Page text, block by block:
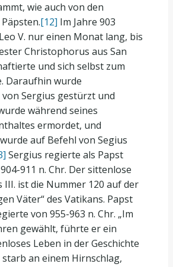
wie auch von den
[12] Im Jahre 903
V. nur einen Monat lang, bis
Christophorus aus San
und sich selbst zum
Daraufhin wurde
Sergius gestürzt und
während seines
ermordet, und
auf Befehl von Segius
Sergius regierte als Papst
911 n. Chr. Der sittenlose
III. ist die Nummer 120 auf der
Väter“ des Vatikans. Papst
von 955-963 n. Chr. „Im
gewählt, führte er ein
Leben in der Geschichte
an einem Hirnschlag,